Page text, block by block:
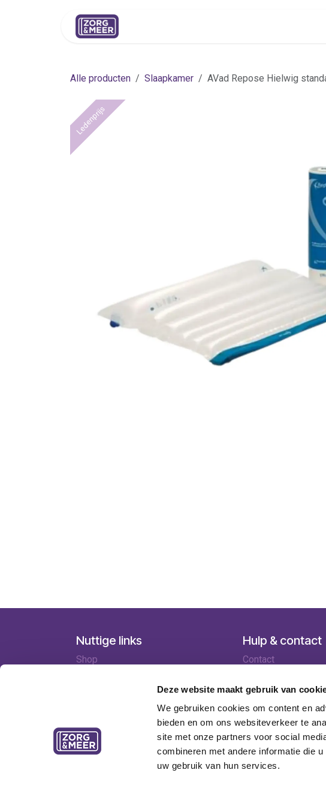
Deze website maakt gebruik van
We gebruiken cookies om content en
bieden en om ons websiteverkeer te
site met onze partners voor social
combineren met andere informatie die
uw gebruik van hun services.
Alle producten Slaapkamer AVad Repose Hielwig
Ledenprijs
Nuttige links
Shop
Contact
Hulp & contact
Contact
Betaalopties
Retourneren
Garantie